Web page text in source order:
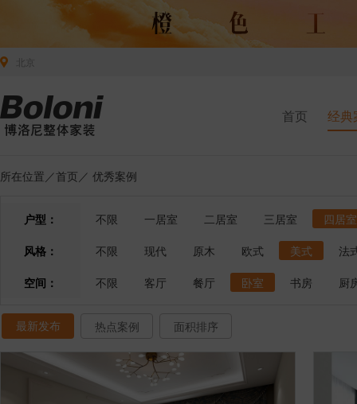
首页 经典
所在位置／首页 ／ 优秀案例
户型： 不限 一居室 二居室 三居室
四居室
风格：
不限 现代 原木 欧式 美式
法
空间：
不限 客厅 餐厅 卧室 书房 厨
最新发布 热点案例 面积排序